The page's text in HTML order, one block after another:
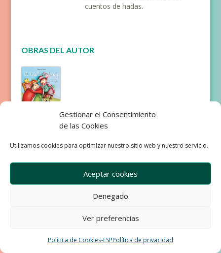
Gestionar el Consentimiento
de las Cookies
Utilizamos cookies para optimizar nuestro sitio web y nuestro servicio.
Aceptar cookies
Denegado
Ver preferencias
Política de Cookies-ESPPolítica de privacidad
cuentos de hadas.
OBRAS DEL AUTOR
Aviso Legal
Política de privacidad
Política de Cookies
Development & Design by Ixole